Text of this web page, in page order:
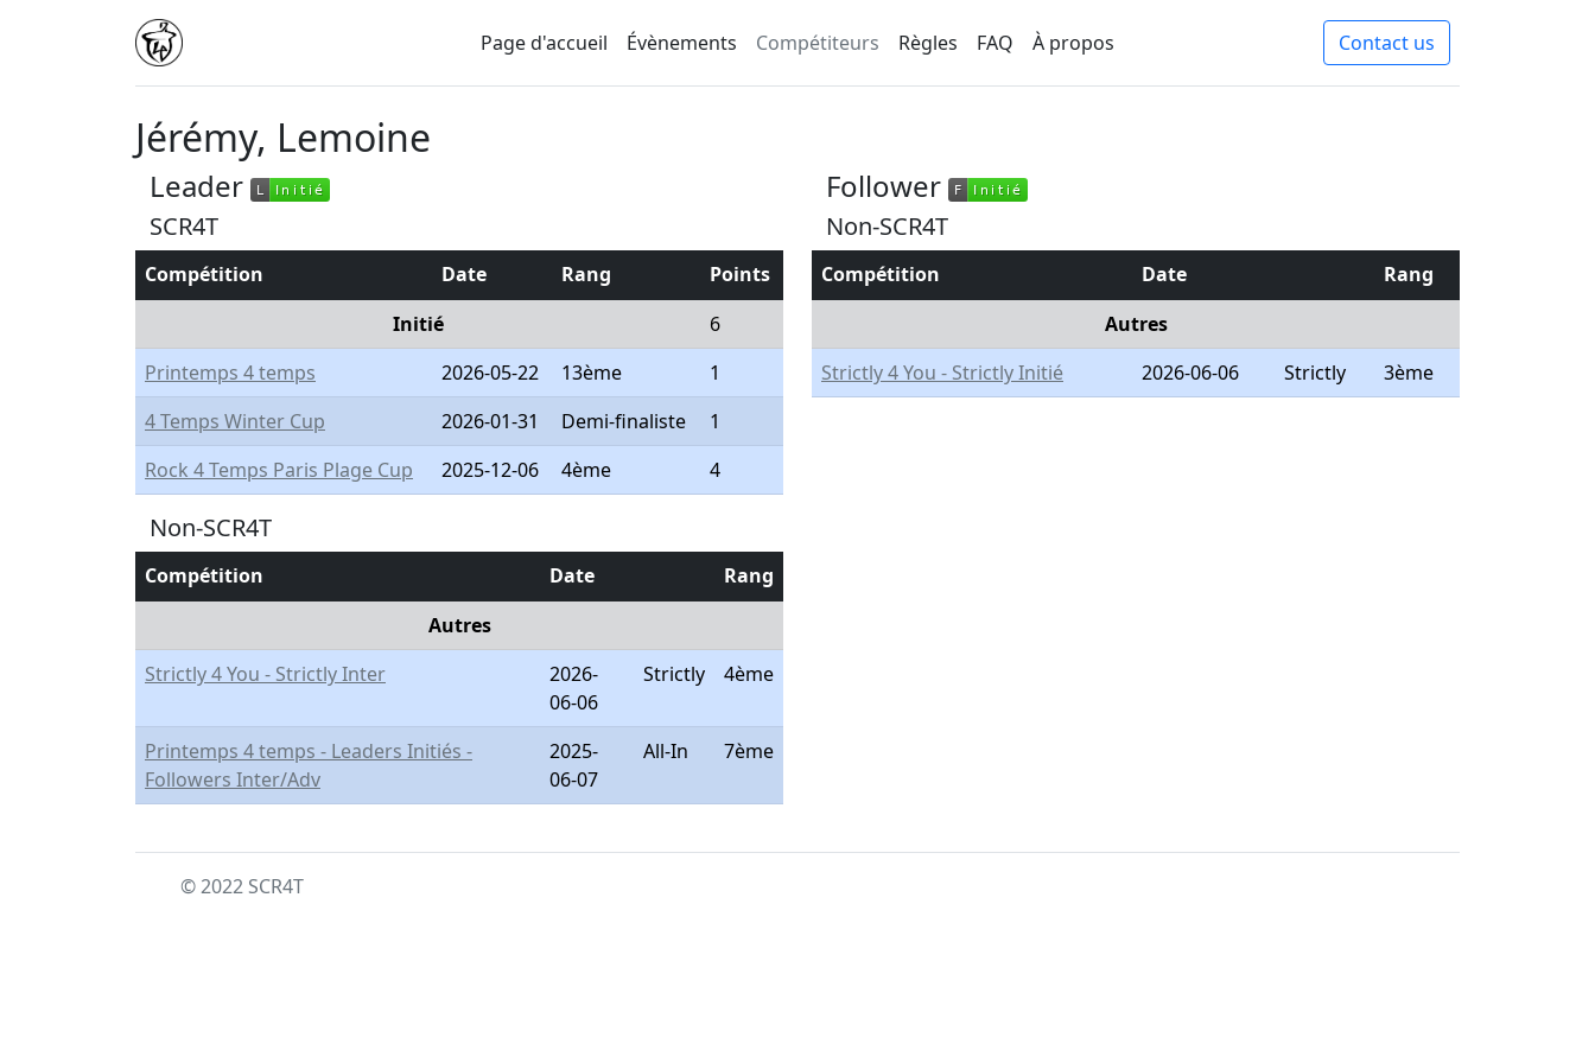
Page d'accueil Évènements Compétiteurs Règles FAQ À propos Contact us
Jérémy, Lemoine
Leader L
L Initié
Initié
SCR4T
Compétition Date Rang
Points
Initié
6
Printemps 4 temps
2026-05-22 13ème
1
4 Temps Winter Cup
2026-01-31 Demi-finaliste
1
Rock 4 Temps Paris Plage Cup
2025-12-06 4ème 4
Non-SCR4T
Compétition Date
Rang
Autres
Strictly 4 You - Strictly Inter
2026-
06-06
Strictly 4ème
Printemps 4 temps - Leaders Initiés -
Followers Inter/Adv
2025-
06-07
All-In 7ème
Follower F
F Initié
Initié
Non-SCR4T
Compétition Date
Rang
Autres
Strictly 4 You - Strictly Initié
2026-06-06 Strictly 3ème
© 2022 SCR4T